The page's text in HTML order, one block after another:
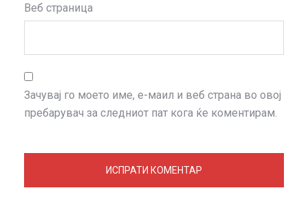
Веб страница
Зачувај го моето име, е-маил и веб страна во овој
пребарувач за следниот пат кога ќе коментирам.